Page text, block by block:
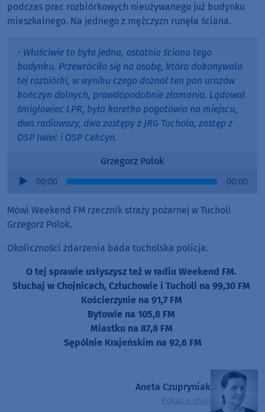
podczas prac rozbiórkowych nieużywanego już budynku
mieszkalnego. Na jednego z mężczyzn runęła ściana.
- Właściwie to była jedna, ostatnia ściana tego
budynku. Przewróciła się na osobę, która dokonywała
tej rozbiórki, w wyniku czego doznał ten pan urazów
kończyn dolnych, prawdopodobnie złamania. Lądował
śmigłowiec LPR, była karetka pogotowia na miejscu,
dwa radiowozy, dwa zastępy z JRG Tuchola, zastęp z
OSP Iwiec i OSP Cekcyn.
Grzegorz Polok
Audio
00:00 00:00
Mówi Weekend FM rzecznik straży pożarnej w Tucholi
Grzegorz Polok.
Okoliczności zdarzenia bada tucholska policja.
O tej sprawie usłyszysz też w radiu Weekend FM.
Słuchaj w Chojnicach, Człuchowie i Tucholi na 99,30 FM
Kościerzynie na 91,7 FM
Bytowie na 105,8 FM
Miastku na 87,8 FM
Sępólnie Krajeńskim na 92,6 FM
Aneta Czupryniak
Pokaż e-mail